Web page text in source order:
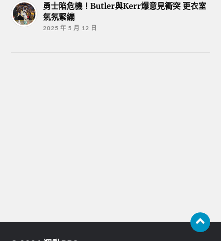
勇士陷危機！Butler與Kerr爆意見衝突 更衣室
氣氛緊繃
2025 年 5 月 12 日